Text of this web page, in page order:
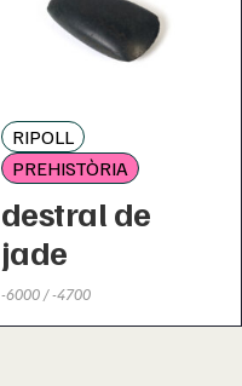
RIPOLL
PREHISTÒRIA
destral de
jade
-6000 / -4700